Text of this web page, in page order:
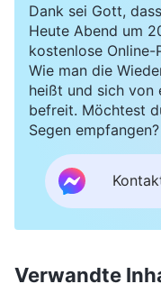
Dank sei Gott,
Heute Abend um
kostenlose
Wie man die
heißt und sich von
befreit. Möchtest
Segen empfangen?
Verwandte